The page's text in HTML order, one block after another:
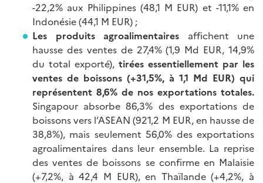
-22,2% aux Philippines (48,1 M EUR) et -11,1% en
Indonésie (44,1 M EUR) ;
Les produits agroalimentaires affichent une
hausse des ventes de 27,4% (1,9 Md EUR, 14,9%
du total exporté), tirées essentiellement par les
ventes de boissons (+31,5%, à 1,1 Md EUR) qui
représentent 8,6% de nos exportations totales.
Singapour absorbe 86,3% des exportations de
boissons vers l’ASEAN (921,2 M EUR, en hausse de
38,8%), mais seulement 56,0% des exportations
agroalimentaires dans leur ensemble. La reprise
des ventes de boissons se confirme en Malaisie
(+7,2%, à 42,4 M EUR), en Thaïlande (+4,2%, à